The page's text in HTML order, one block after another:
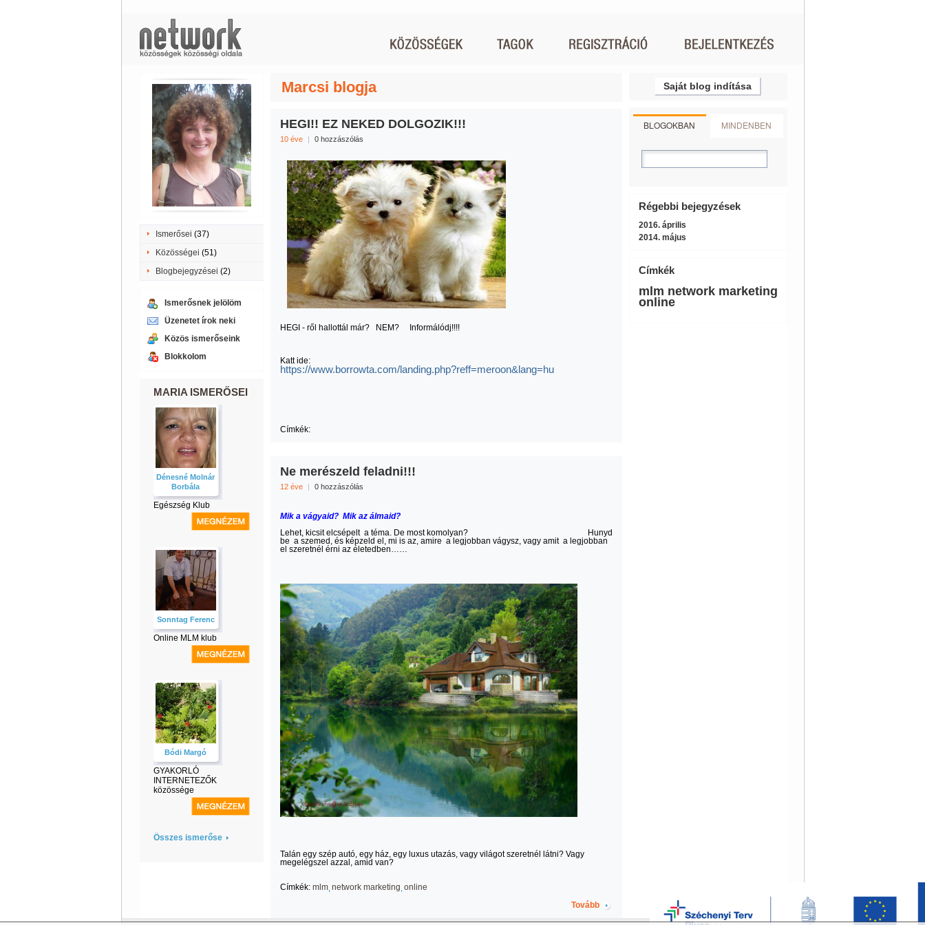
Ismerősei (37)
Közösségei (51)
Blogbejegyzései (2)
Ismerősnek jelölöm
Üzenetet írok neki
Közös ismerőseink
Blokkolom
MARIA ISMERŐSEI
Dénesné Molnár
Borbála
Egészség Klub
Sonntag Ferenc
Online MLM klub
Bódi Margó
GYAKORLÓ
INTERNETEZŐK
közössége
Összes ismerőse
Marcsi blogja
HEGI!! EZ NEKED DOLGOZIK!!!
10 éve | 0 hozzászólás
HEGI - ről hallottál már? NEM? Informálódj!!!!
Katt ide:
https://www.borrowta.com/landing.php?reff=meroon&lang=hu
Címkék:
Ne merészeld feladni!!!
12 éve | 0 hozzászólás
Mik a vágyaid? Mik az álmaid?
Lehet, kicsit elcsépelt a téma. De most komolyan? Hunyd
be a szemed, és képzeld el, mi is az, amire a legjobban vágysz, vagy amit a legjobban
el szeretnél érni az életedben……
Talán egy szép autó, egy ház, egy luxus utazás, vagy világot szeretnél látni? Vagy
megelégszel azzal, amid van?
Címkék: mlm network marketing online
Tovább
Saját blog indítása
BLOGOKBAN MINDENBEN
Régebbi bejegyzések
2016. április
2014. május
Címkék
mlm network marketing
online